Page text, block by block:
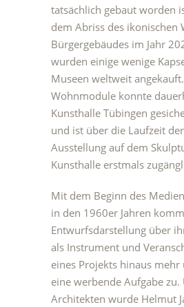
tatsächlich gebaut worden
dem Abriss des ikonischen
Bürgergebäudes im Jahr
wurden einige wenige
Museen weltweit
Wohnmodule konnte
Kunsthalle Tübingen
und ist über die Laufzeit der
Ausstellung auf dem
Kunsthalle erstmals
Mit dem Beginn des
in den 1960er Jahren
Entwurfsdarstellung über
als Instrument und
eines Projekts hinaus
eine werbende Aufgabe zu.
Architekten wurde Helmut